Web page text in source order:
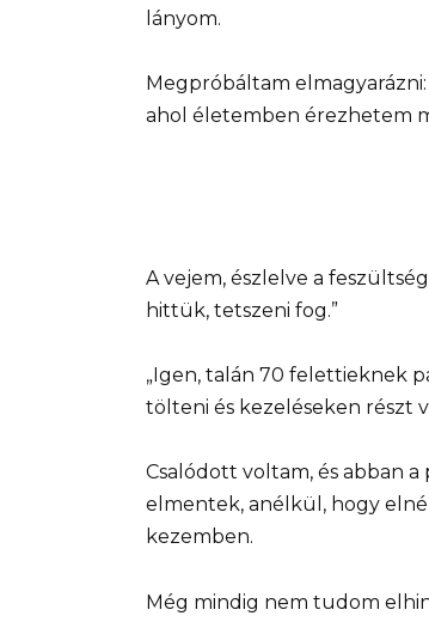
lányom.
Megpróbáltam
ahol életemben érezhetem
A vejem, észlelve a
hittük, tetszeni fog.”
„Igen, talán 70 felettieknek
tölteni és kezeléseken részt
Csalódott voltam, és abban
elmentek, anélkül, hogy
kezemben.
Még mindig nem tudom